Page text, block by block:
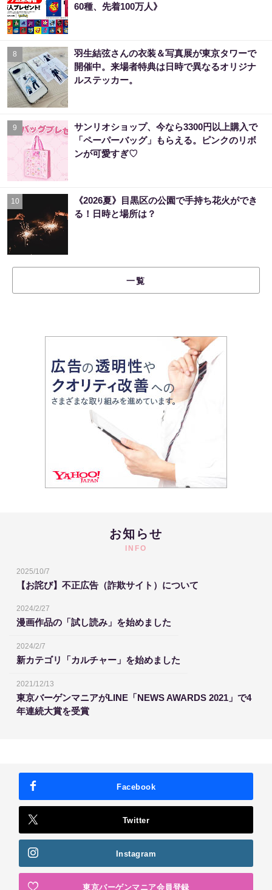
60種、先着100万人》
8
羽生結弦さんの衣装＆写真展が東京タワーで
開催中。来場者特典は日時で異なるオリジナ
ルステッカー。
9
サンリオショップ、今なら3300円以上購入で
「ペーパーバッグ」もらえる。ピンクのリボ
ンが可愛すぎ♡
10
《2026夏》目黒区の公園で手持ち花火ができ
る！日時と場所は？
一覧
お知らせ
INFO
2025/10/7
【お詫び】不正広告（詐欺サイト）について
2024/2/27
漫画作品の「試し読み」を始めました
2024/2/7
新カテゴリ「カルチャー」を始めました
2021/12/13
東京バーゲンマニアがLINE「NEWS AWARDS 2021」で4
年連続大賞を受賞
Facebook
Twitter
Instagram
東京バーゲンマニア会員登録